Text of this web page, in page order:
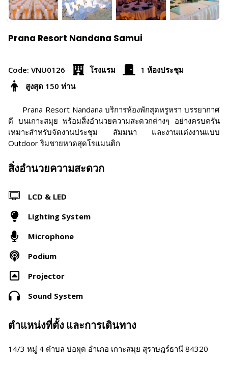
Prana Resort Nandana Samui
Code: VNU0126 โรงแรม
1 ห้องประชุม
สูงสุด 150 ท่าน
Prana Resort Nandana บริการห้องพักสุดหรูหรา บรรยากาศ
ดี บนเกาะสมุย พร้อมสิ่งอำนวยความสะดวกต่างๆ อย่างครบครัน
เหมาะสำหรับจัดงานประชุม สัมมนา และงานแต่งงานแบบ
Outdoor ริมชายหาดสุดโรแมนติก
สิ่งอำนวยความสะดวก
LCD & LED
Lighting System
Microphone
Podium
Projector
Sound System
ตำแหน่งที่ตั้ง และการเดินทาง
14/3 หมู่ 4 ตำบล บ่อผุด อำเภอ เกาะสมุย สุราษฎร์ธานี 84320